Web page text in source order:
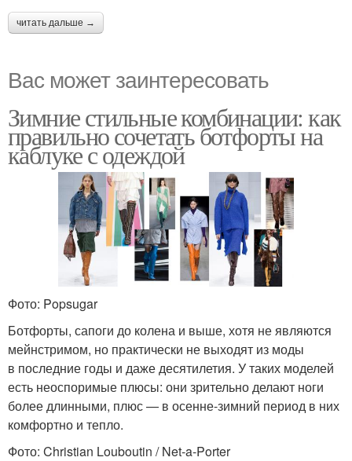
читать дальше →
Вас может заинтересовать
Зимние стильные комбинации: как
правильно сочетать ботфорты на
каблуке с одеждой
Фото: Popsugar
Ботфорты, сапоги до колена и выше, хотя не являются
мейнстримом, но практически не выходят из моды
в последние годы и даже десятилетия. У таких моделей
есть неоспоримые плюсы: они зрительно делают ноги
более длинными, плюс — в осенне-зимний период в них
комфортно и тепло.
Фото: Christian Louboutin / Net-a-Porter